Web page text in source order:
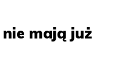
mają już